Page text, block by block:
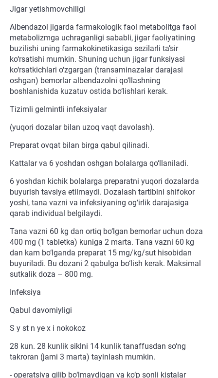
Jigar yetishmovchiligi
Albendazol jigarda farmakologik faol metabolitga faol
metabolizmga uchraganligi sababli, jigar faoliyatining
buzilishi uning farmakokinetikasiga sezilarli ta’sir
ko‘rsatishi mumkin. Shuning uchun jigar funksiyasi
ko‘rsatkichlari o‘zgargan (transaminazalar darajasi
oshgan) bemorlar albendazolni qo‘llashning
boshlanishida kuzatuv ostida bo‘lishlari kerak.
Tizimli gelmintli infeksiyalar
(yuqori dozalar bilan uzoq vaqt davolash).
Preparat ovqat bilan birga qabul qilinadi.
Kattalar va 6 yoshdan oshgan bolalarga qo‘llaniladi.
6 yoshdan kichik bolalarga preparatni yuqori dozalarda
buyurish tavsiya etilmaydi. Dozalash tartibini shifokor
yoshi, tana vazni va infeksiyaning og‘irlik darajasiga
qarab individual belgilaydi.
Tana vazni 60 kg dan ortiq bo‘lgan bemorlar uchun doza
400 mg (1 tabletka) kuniga 2 marta. Tana vazni 60 kg
dan kam bo‘lganda preparat 15 mg/kg/sut hisobidan
buyuriladi. Bu dozani 2 qabulga bo‘lish kerak. Maksimal
sutkalik doza – 800 mg.
Infeksiya
Qabul davomiyligi
S y st n ye x i nokokoz
28 kun. 28 kunlik siklni 14 kunlik tanaffusdan so‘ng
takroran (jami 3 marta) tayinlash mumkin.
- operatsiya qilib bo‘lmaydigan va ko‘p sonli kistalar